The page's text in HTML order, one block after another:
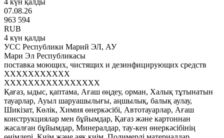
4 күн қалды
07.08.26
963 594
RUB
4 күн қалды
УСС Республики Марий ЭЛ, АУ
Мари Эл Республикасы
поставка моющих, чистящих и дезинфицирующих средств
XXXXXXXXXXX
XXXXXXXXXXXXXXXX
Қағаз, ыдыс, қаптама, Ағаш өңдеу, орман, Халық тұтынатын
тауарлар, Ауыл шаруашылығы, аңшылық, балық аулау,
Шикізат, Көлік, Химия өнеркәсібі, Автотауарлар, Ағаш
конструкциялар мен бұйымдар, Қағаз және картоннан
жасалған бұйымдар, Минералдар, тау-кен өнеркәсібінің